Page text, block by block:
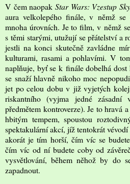
V čem naopak Star Wars: Vzestup
aura velkolepého finále, v němž se
mnoha úrovních. Je to film, v němž
s těmi starými, utužují se přátelství a
jestli na konci skutečně zavládne
kulturami, rasami a pohlavími. V
naplňuje, byť se k finále dobelhá
se snaží hlavně nikoho moc
jet po celou dobu v již vyjetých
riskantního (vyjma jedné
předmětem kontroverze). Je to hravá
hbitým tempem, spoustou
spektakulární akcí, jíž tentokrát
akorát je tím horší, čím víc se
čím víc od ní budete coby od
vysvětlování, během něhož by do
zapadnout.